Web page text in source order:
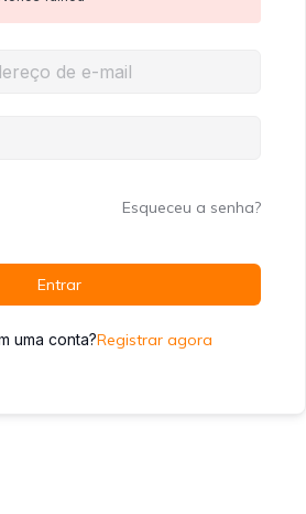
Esqueceu a senha?
Entrar
uma conta?Registrar agora